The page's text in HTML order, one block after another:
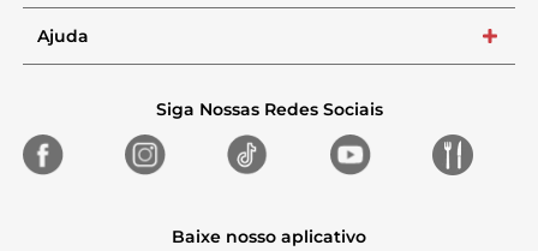
Ajuda +
Siga Nossas Redes Sociais
Baixe nosso aplicativo